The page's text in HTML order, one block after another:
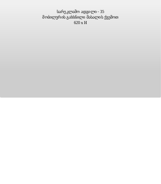
სარეკლამო ადგილი - 35
მობილურის გახსნილი მასალის ქვემოთ
620 x H